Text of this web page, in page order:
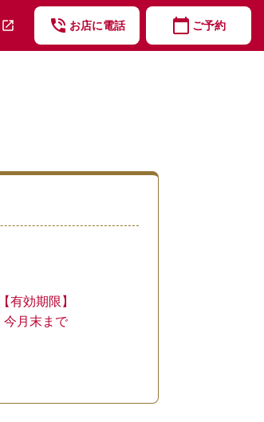
open_in_new phone_in_talk お店に電話 calendar_today ご予約
【有効期限】
今月末まで